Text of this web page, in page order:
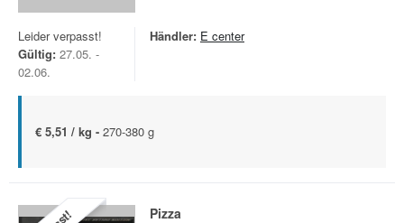
Leider verpasst!
Gültig: 27.05. -
02.06.
Händler: E center
€ 5,51 / kg - 270-380 g
Pizza